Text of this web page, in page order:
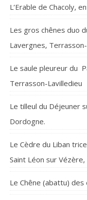
L’Erable de Chacoly,
Les gros chênes duo
Lavergnes,
Le saule pleureur du
Terrasson-Lavilledieu
Le tilleul du Déjeuner
Dordogne.
Le Cèdre du Liban
Saint Léon sur
Le Chêne (abattu)